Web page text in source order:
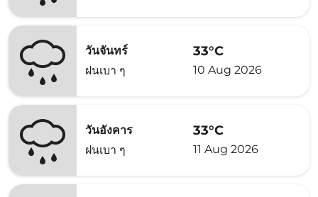
วันจันทร์
ฝนเบา ๆ
33°C
10 Aug 2026
วันอังคาร
ฝนเบา ๆ
33°C
11 Aug 2026